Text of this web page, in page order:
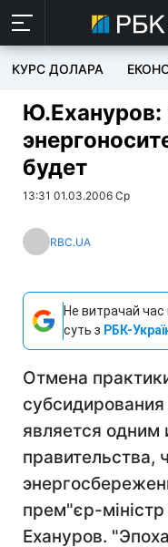
КУРС ДОЛАРА
Ю.Ехануров:
будет
13:31 01.03.2006 Ср
RBC.UA
Не витрачай час
суть з РБК-
Отмена
является одним
правительства,
прем"єр-
Ехануров.